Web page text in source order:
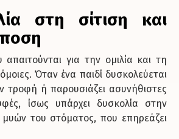
στη σίτιση και
απαιτούνται για την ομιλία και τη
Όταν ένα παιδί δυσκολεύεται
τροφή ή παρουσιάζει ασυνήθιστες
ίσως υπάρχει δυσκολία στην
μυών του στόματος, που επηρεάζει